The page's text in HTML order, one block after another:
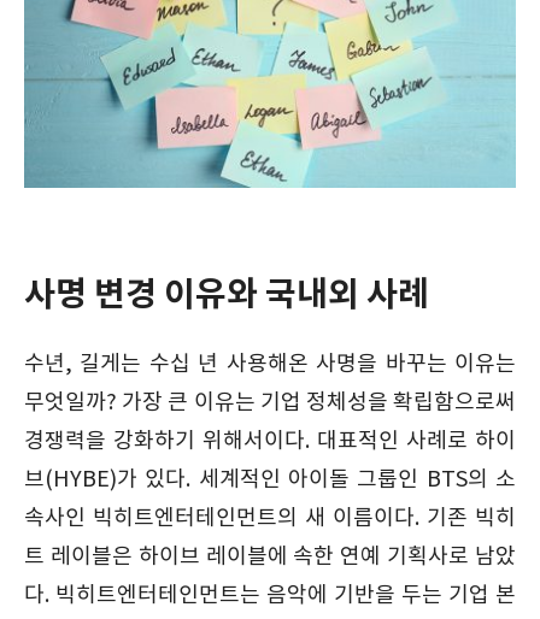
사명 변경 이유와 국내외 사례
수년, 길게는 수십 년 사용해온 사명을 바꾸는 이유는
무엇일까? 가장 큰 이유는 기업 정체성을 확립함으로써
경쟁력을 강화하기 위해서이다. 대표적인 사례로 하이
브(HYBE)가 있다. 세계적인 아이돌 그룹인 BTS의 소
속사인 빅히트엔터테인먼트의 새 이름이다. 기존 빅히
트 레이블은 하이브 레이블에 속한 연예 기획사로 남았
다. 빅히트엔터테인먼트는 음악에 기반을 두는 기업 본